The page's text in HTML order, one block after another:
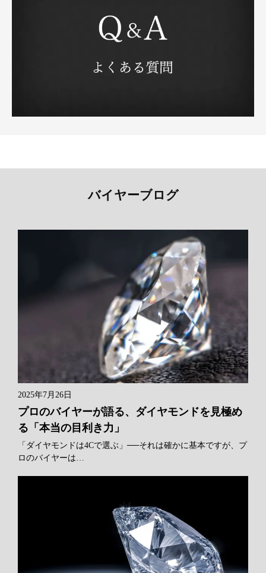
バイヤーブログ
2025年7月26日
プロのバイヤーが語る、ダイヤモンドを見極め
る「本当の目利き力」
「ダイヤモンドは4Cで選ぶ」──それは確かに基本ですが、プ
ロのバイヤーは…